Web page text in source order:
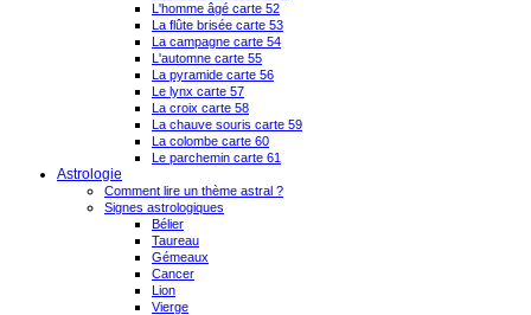
L'homme âgé carte 52
La flûte brisée carte 53
La campagne carte 54
L'automne carte 55
La pyramide carte 56
Le lynx carte 57
La croix carte 58
La chauve souris carte 59
La colombe carte 60
Le parchemin carte 61
Astrologie
Comment lire un thème astral ?
Signes astrologiques
Bélier
Taureau
Gémeaux
Cancer
Lion
Vierge